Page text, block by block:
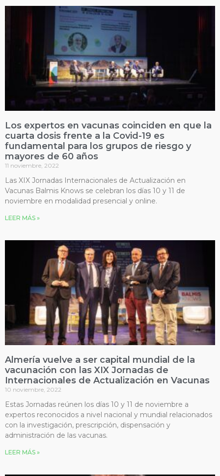
Los expertos en vacunas coinciden en que la
cuarta dosis frente a la Covid-19 es
fundamental para los grupos de riesgo y
mayores de 60 años
11 noviembre, 2022
Las XIX Jornadas Internacionales de Actualización en
Vacunas Balmis Knows se celebran los días 10 y 11 de
noviembre en modalidad presencial y online.
LEER MÁS »
Almería vuelve a ser capital mundial de la
vacunación con las XIX Jornadas de
Internacionales de Actualización en Vacunas
10 noviembre, 2022
Estas Jornadas reúnen los días 10 y 11 de noviembre a
expertos reconocidos a nivel nacional y mundial relacionados
con la investigación, prescripción, dispensación y
administración de las vacunas.
LEER MÁS »